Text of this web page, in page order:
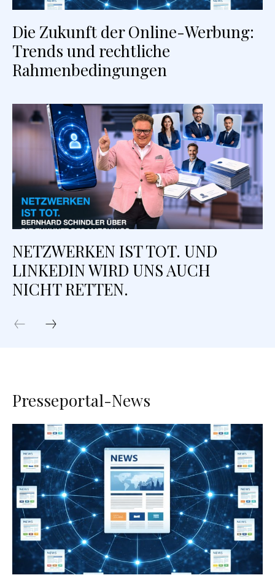
Die Zukunft der Online-Werbung:
Trends und rechtliche
Rahmenbedingungen
NETZWERKEN IST TOT. UND
LINKEDIN WIRD UNS AUCH
NICHT RETTEN.
Presseportal-News